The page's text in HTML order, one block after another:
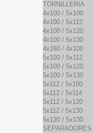
TORNILLERIA
4x100 / 5x100
4x100 / 5x112
4x100 / 5x120
4x100 / 5x130
4x160 / 4x100
5x100 / 5x112
5x100 / 5x120
5x100 / 5x130
5x112 / 5x100
5x112 / 5x114
5x112 / 5x120
5x112 / 5x130
5x120 / 5x130
SEPARADORES